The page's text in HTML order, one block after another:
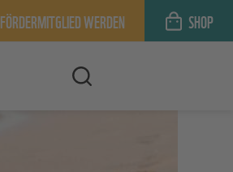
FÖRDERMITGLIED WERDEN SHOP